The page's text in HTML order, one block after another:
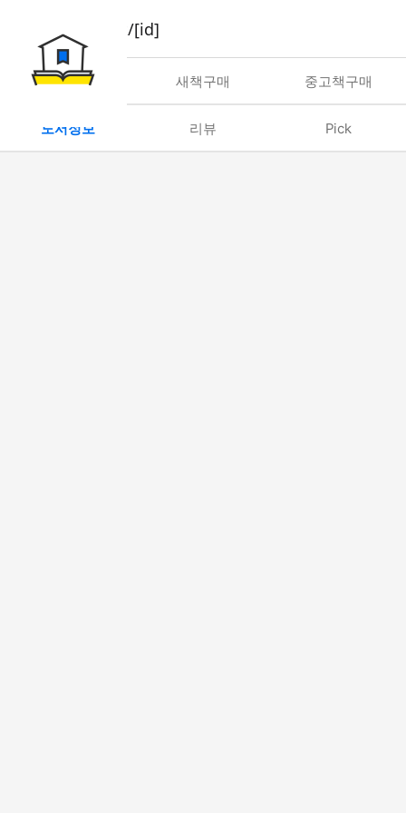
book/rent/[id]
대여 새책구매 중고책구매
도서정보 리뷰 Pick